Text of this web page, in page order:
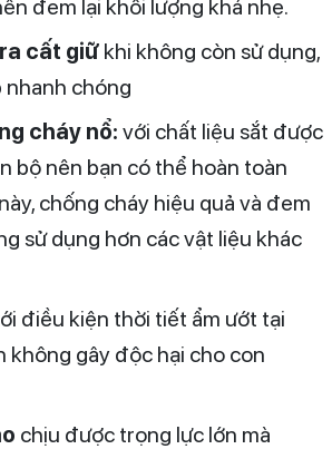
đem lại khối lượng khá nhẹ.
cất giữkhi không còn sử dụng,
nhanh chóng
cháy nổ: với chất liệu sắt được
bộ nên bạn có thể hoàn toàn
chống cháy hiệu quả và đem
sử dụng hơn các vật liệu khác
điều kiện thời tiết ẩm ướt tại
không gây độc hại cho con
chịu được trọng lực lớn mà